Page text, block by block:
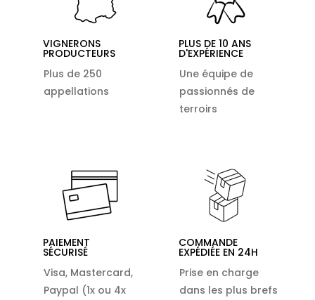
VIGNERONS
PRODUCTEURS
Plus de 250
appellations
PLUS DE 10 ANS
D'EXPÉRIENCE
Une équipe de
passionnés de
terroirs
PAIEMENT
SÉCURISÉ
Visa, Mastercard,
Paypal (1x ou 4x
COMMANDE
EXPÉDIÉE EN 24H
Prise en charge
dans les plus brefs